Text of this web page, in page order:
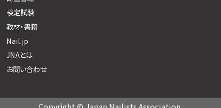
検定試験
教材・書籍
Nail.jp
JNAとは
お問い合わせ